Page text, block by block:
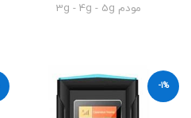
مودم 3g - 4g - 5g
-1%